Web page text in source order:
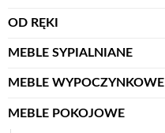
OD RĘKI
MEBLE SYPIALNIANE
MEBLE WYPOCZYNKOWE
MEBLE POKOJOWE